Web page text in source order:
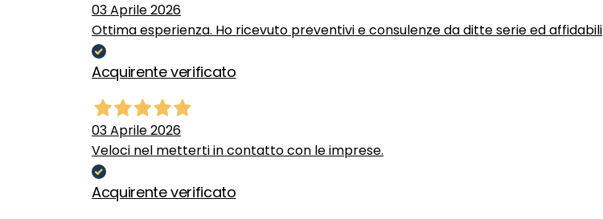
03 Aprile 2026
Ottima esperienza. Ho ricevuto preventivi e consulenze da ditte serie ed affidabili
Acquirente verificato
03 Aprile 2026
Veloci nel metterti in contatto con le imprese.
Acquirente verificato